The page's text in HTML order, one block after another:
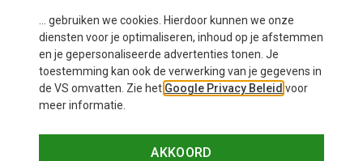
... gebruiken we cookies. Hierdoor kunnen we onze
diensten voor je optimaliseren, inhoud op je afstemmen
en je gepersonaliseerde advertenties tonen. Je
toestemming kan ook de verwerking van je gegevens in
de VS omvatten. Zie het Google Privacy Beleid voor
meer informatie.
AKKOORD